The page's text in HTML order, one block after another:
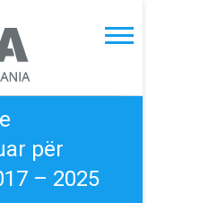
për
– 2025